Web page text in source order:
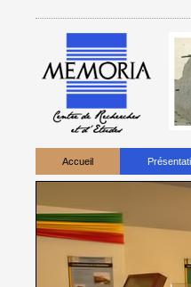
Accueil
de marketing ont un
côté commun.
à ce que les hommes créent
de l'amour, une finition idéale.
gars ne le font pas.